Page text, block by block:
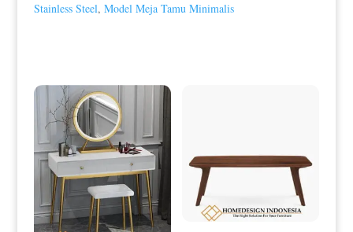
Stainless Steel, Model Meja Tamu Minimalis